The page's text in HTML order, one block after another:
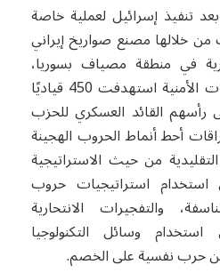
تنفيذ إسرائيل لعملية خاصة
2024 دمرت من خلالها مصنع صواريخ إيراني
في منطقة مصياف بسوريا،
ومجموعة كبيرة من العمليات الأمنية استهدفت 450 قياديًا
القائد العسكري للحزب
أحط أنماط الحروب الهجينة
من حيث الاستراتيجية
استخدام استراتيجيات حروب
والتفجيرات الانتحارية
استخدام وسائل التكنولوجيا
حرب نفسية على الخصم.